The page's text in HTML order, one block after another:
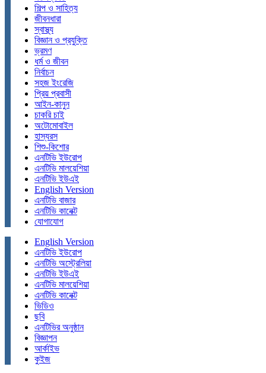
শিল্প ও সাহিত্য
জীবনধারা
স্বাস্থ্য
বিজ্ঞান ও প্রযুক্তি
ভ্রমণ
ধর্ম ও জীবন
নির্বাচন
সহজ ইংরেজি
প্রিয় প্রবাসী
আইন-কানুন
চাকরি চাই
অটোমোবাইল
হাস্যরস
শিশু-কিশোর
এনটিভি ইউরোপ
এনটিভি মালয়েশিয়া
এনটিভি ইউএই
English Version
এনটিভি বাজার
এনটিভি কানেক্ট
যোগাযোগ
English Version
এনটিভি ইউরোপ
এনটিভি অস্ট্রেলিয়া
এনটিভি ইউএই
এনটিভি মালয়েশিয়া
এনটিভি কানেক্ট
ভিডিও
ছবি
এনটিভির অনুষ্ঠান
বিজ্ঞাপন
আর্কাইভ
কুইজ